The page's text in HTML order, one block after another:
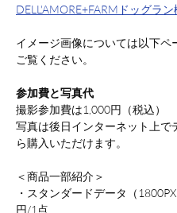
DELL'AMORE+FARMドッグラ
イメージ画像については以下ペ
ご覧ください。
参加費と写真代
撮影参加費は1,000円（税込）
写真は後日インターネット上で
ら購入いただけます。
＜商品一部紹介＞
・スタンダードデータ（
円/1点